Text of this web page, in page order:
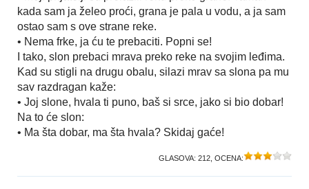
kada sam ja želeo proći, grana je pala u vodu, a ja sam
ostao sam s ove strane reke.
• Nema frke, ja ću te prebaciti. Popni se!
I tako, slon prebaci mrava preko reke na svojim leđima.
Kad su stigli na drugu obalu, silazi mrav sa slona pa mu
sav razdragan kaže:
• Joj slone, hvala ti puno, baš si srce, jako si bio dobar!
Na to će slon:
• Ma šta dobar, ma šta hvala? Skidaj gaće!
GLASOVA: 212 , OCENA: